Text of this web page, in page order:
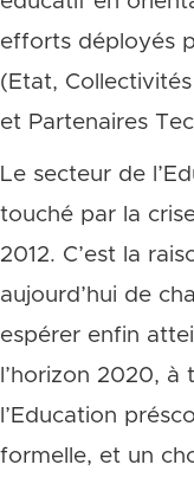
efforts déployés
(Etat,
et Partenaires
Le secteur de
touché par la
2012. C’est la
aujourd’hui de
espérer enfin
l’horizon 2020,
l’Education
formelle, et un